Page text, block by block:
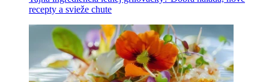
recepty a svieže chute